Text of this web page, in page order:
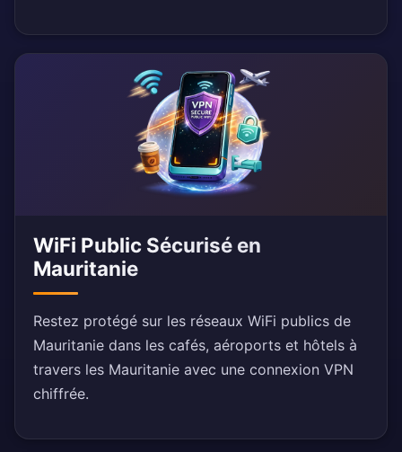
WiFi Public Sécurisé en
Mauritanie
Restez protégé sur les réseaux WiFi publics de
Mauritanie dans les cafés, aéroports et hôtels à
travers les Mauritanie avec une connexion VPN
chiffrée.